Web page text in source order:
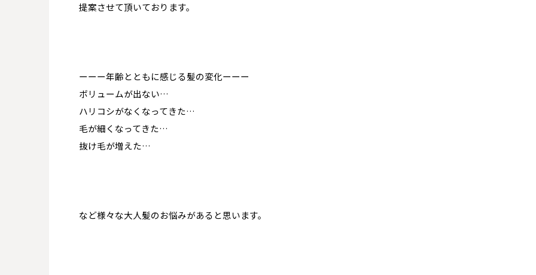
提案させて頂いております。
ーーー年齢とともに感じる髪の変化ーーー
ボリュームが出ない…
ハリコシがなくなってきた…
毛が細くなってきた…
抜け毛が増えた…
など様々な大人髪のお悩みがあると思います。